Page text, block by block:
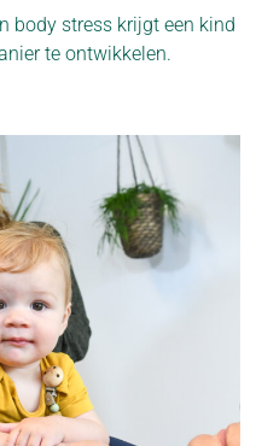
body stress krijgt een kind
te ontwikkelen.